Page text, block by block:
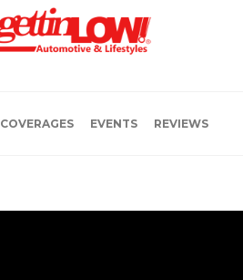
COVERAGES EVENTS REVIEWS